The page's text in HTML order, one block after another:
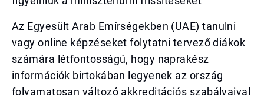
Az Egyesült Arab Emírségekben (UAE) tanulni
vagy online képzéseket folytatni tervező diákok
számára létfontosságú, hogy naprakész
információk birtokában legyenek az ország
folyamatosan változó akkreditációs szabályaival